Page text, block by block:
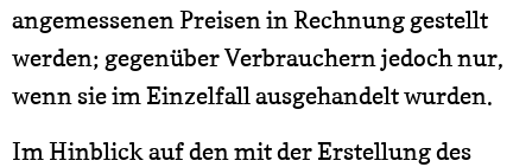
angemessenen Preisen in Rechnung gestellt
werden; gegenüber Verbrauchern jedoch nur,
wenn sie im Einzelfall ausgehandelt wurden.
Im Hinblick auf den mit der Erstellung des